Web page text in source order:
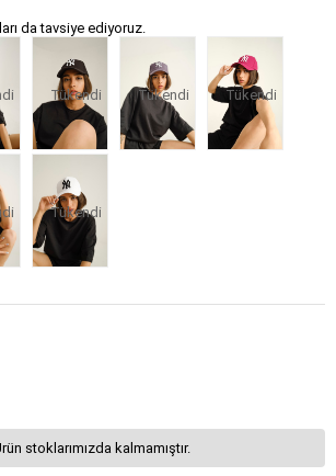
da tavsiye ediyoruz.
Tükendi Tükendi Tükendi
Tükendi
stoklarımızda kalmamıştır.